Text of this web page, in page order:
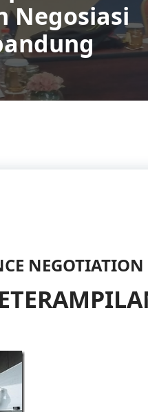
Negosiasi
NEGOTIATION